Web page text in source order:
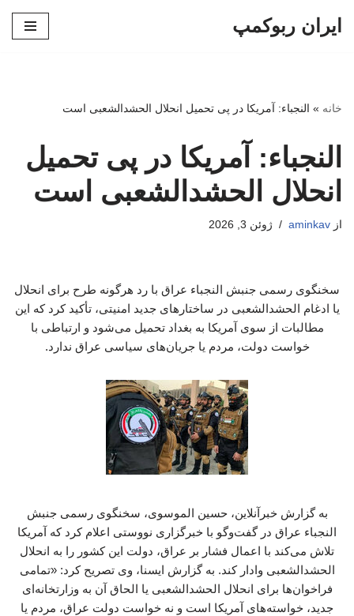
ایران ربوکمپ
خانه » النجباء: آمریکا در پی تحمیل انحلال الحشدالشعبی است
النجباء: آمریکا در پی تحمیل
انحلال الحشدالشعبی است
از aminkav ژوئن 3, 2026
سخنگوی رسمی جنبش النجباء عراق با رد هرگونه طرح برای انحلال
یا ادغام الحشدالشعبی در ساختارهای جدید امنیتی، تأکید کرد که این
مطالبات از سوی آمریکا به بغداد تحمیل می‌شود و ارتباطی با
خواست دولت، مردم یا جریان‌های سیاسی عراق ندارد.
به گزارش خبرآنلاین، حسین الموسوی، سخنگوی رسمی جنبش
النجباء عراق در گفت‌وگو با خبرگزاری نووستی اعلام کرد که آمریکا
تلاش می‌کند با اعمال فشار بر عراق، دولت این کشور را به انحلال
الحشدالشعبی وادار کند. به گزارش ایسنا، وی تصریح کرد: «تمامی
فراخوان‌ها برای انحلال الحشدالشعبی یا الحاق آن به وزارتخانه‌ای
جدید، خواسته‌های آمریکا است و نه خواست دولت عراق، مردم یا